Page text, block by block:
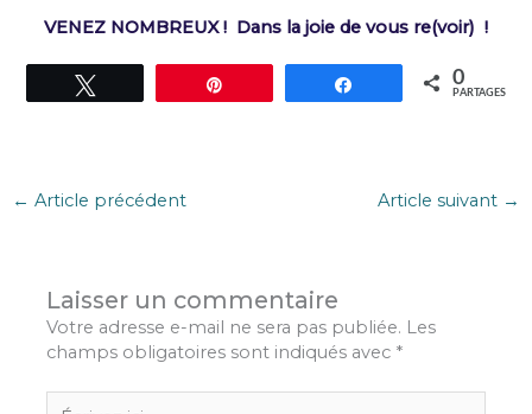
VENEZ NOMBREUX ! Dans la joie de vous re(voir) !
Partagez 0
PARTAGES
← Article précédent Article suivant →
Laisser un commentaire
Votre adresse e-mail ne sera pas publiée. Les
champs obligatoires sont indiqués avec *
Écrivez